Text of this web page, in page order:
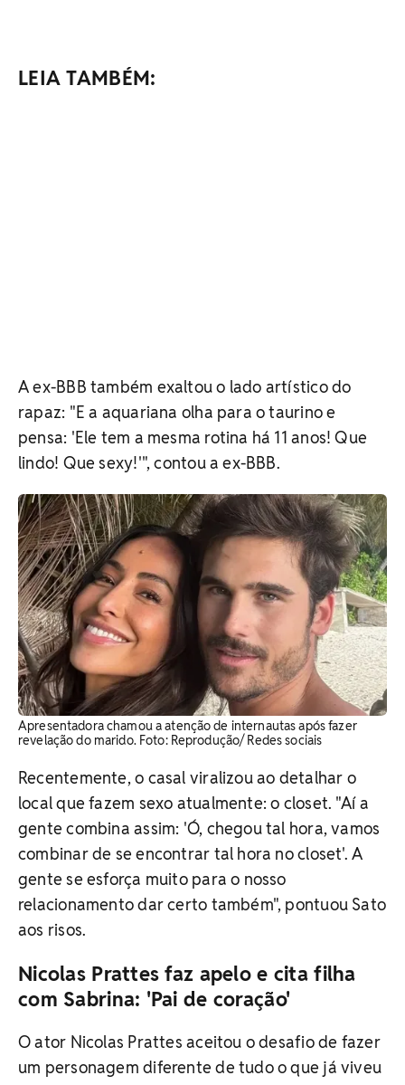
LEIA TAMBÉM:
A ex-BBB também exaltou o lado artístico do
rapaz: "E a aquariana olha para o taurino e
pensa: 'Ele tem a mesma rotina há 11 anos! Que
lindo! Que sexy!'", contou a ex-BBB.
Apresentadora chamou a atenção de internautas após fazer
revelação do marido. Foto: Reprodução/ Redes sociais
Recentemente, o casal viralizou ao detalhar o
local que fazem sexo atualmente: o closet. "Aí a
gente combina assim: 'Ó, chegou tal hora, vamos
combinar de se encontrar tal hora no closet'. A
gente se esforça muito para o nosso
relacionamento dar certo também", pontuou Sato
aos risos.
Nicolas Prattes faz apelo e cita filha
com Sabrina: 'Pai de coração'
O ator Nicolas Prattes aceitou o desafio de fazer
um personagem diferente de tudo o que já viveu